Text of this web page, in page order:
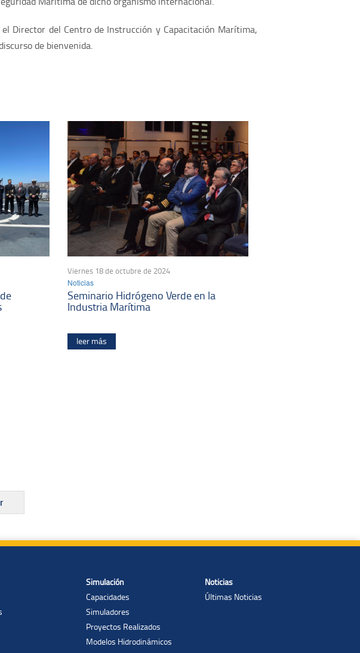
Director del Centro de Instrucción y Capacitación Marítima,
de bienvenida.
Viernes 18 de octubre de 2024
Noticias
Seminario Hidrógeno Verde en la
Industria Marítima
leer más
Simulación
Capacidades
Simuladores
Proyectos Realizados
Modelos Hidrodinámicos
Noticias
Últimas Noticias